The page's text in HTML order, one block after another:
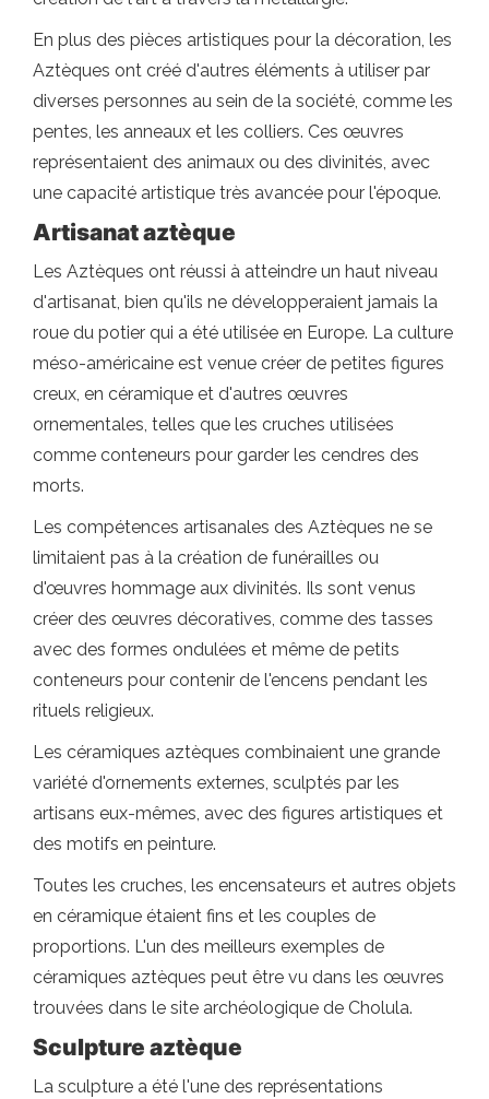
En plus des pièces artistiques pour la décoration, les
Aztèques ont créé d'autres éléments à utiliser par
diverses personnes au sein de la société, comme les
pentes, les anneaux et les colliers. Ces œuvres
représentaient des animaux ou des divinités, avec
une capacité artistique très avancée pour l'époque.
Artisanat aztèque
Les Aztèques ont réussi à atteindre un haut niveau
d'artisanat, bien qu'ils ne développeraient jamais la
roue du potier qui a été utilisée en Europe. La culture
méso-américaine est venue créer de petites figures
creux, en céramique et d'autres œuvres
ornementales, telles que les cruches utilisées
comme conteneurs pour garder les cendres des
morts.
Les compétences artisanales des Aztèques ne se
limitaient pas à la création de funérailles ou
d'œuvres hommage aux divinités. Ils sont venus
créer des œuvres décoratives, comme des tasses
avec des formes ondulées et même de petits
conteneurs pour contenir de l'encens pendant les
rituels religieux.
Les céramiques aztèques combinaient une grande
variété d'ornements externes, sculptés par les
artisans eux-mêmes, avec des figures artistiques et
des motifs en peinture.
Toutes les cruches, les encensateurs et autres objets
en céramique étaient fins et les couples de
proportions. L'un des meilleurs exemples de
céramiques aztèques peut être vu dans les œuvres
trouvées dans le site archéologique de Cholula.
Sculpture aztèque
La sculpture a été l'une des représentations